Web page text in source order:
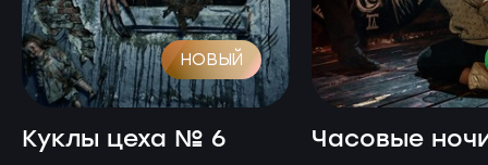
НОВЫЙ
Куклы цеха № 6 Часовые